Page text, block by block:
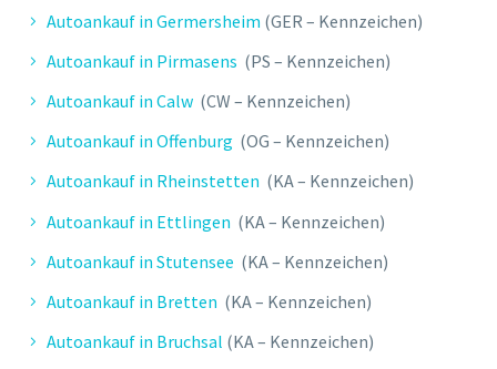
Abwicklung erfolgte schnell und
professionell. Der Mitarbeiter war
weiterempfehlen!
Autoankauf in Germersheim (GER – Kennzeichen)
Autoankauf in Pirmasens (PS – Kennzeichen)
Autoankauf in Calw (CW – Kennzeichen)
Autoankauf in Offenburg (OG – Kennzeichen)
Autoankauf in Rheinstetten (KA – Kennzeichen)
Autoankauf in Ettlingen (KA – Kennzeichen)
Autoankauf in Stutensee (KA – Kennzeichen)
Autoankauf in Bretten (KA – Kennzeichen)
Autoankauf in Bruchsal (KA – Kennzeichen)